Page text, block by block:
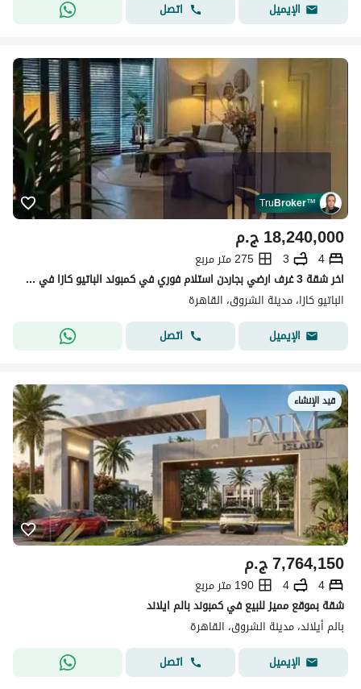
الإيميل
اتصل
TruBroker™
ج.م18,240,000
4
3
275 متر مربع
اخر شقة 3 غرف ارضي بجاردن استلام فوري في كمبوند الباتيو كازا في قلب مدينة الشروق امام مدينتي دايركت علي طريق السويس Pool View
الباتيو كازا، مدينة الشروق، القاهرة
الإيميل
اتصل
قيد الإنشاء
ج.م7,764,150
4
4
190 متر مربع
شقة بموقع مميز للبيع في كمبوند بالم ايلاند
بالم أيلاند، مدينة الشروق، القاهرة
الإيميل
اتصل